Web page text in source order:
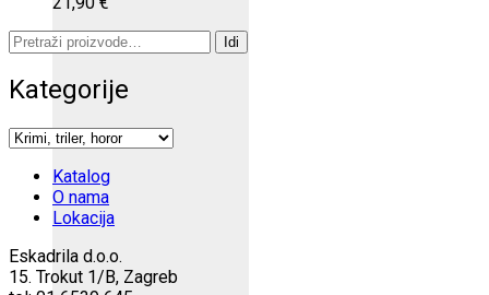
Pretraži:
Idi
Kategorije
Katalog
O nama
Lokacija
Eskadrila d.o.o.
15. Trokut 1/B, Zagreb